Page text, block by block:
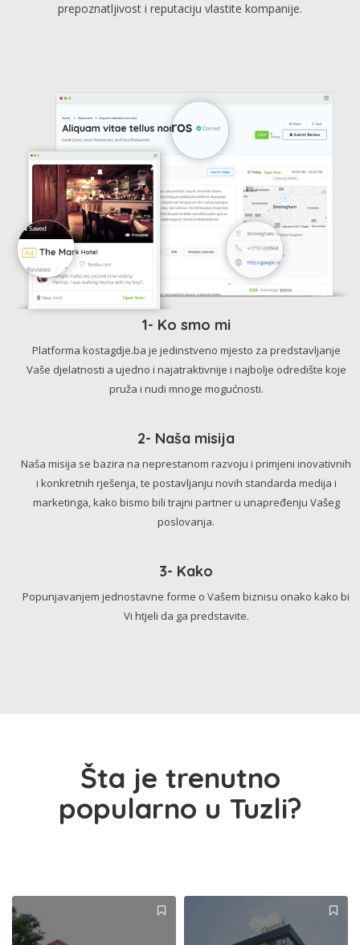
prepoznatljivost i reputaciju vlastite kompanije.
1- Ko smo mi
Platforma kostagdje.ba je jedinstveno mjesto za predstavljanje
Vaše djelatnosti a ujedno i najatraktivnije i najbolje odredište koje
pruža i nudi mnoge mogućnosti.
2- Naša misija
Naša misija se bazira na neprestanom razvoju i primjeni inovativnih
i konkretnih rješenja, te postavljanju novih standarda medija i
marketinga, kako bismo bili trajni partner u unapređenju Vašeg
poslovanja.
3- Kako
Popunjavanjem jednostavne forme o Vašem biznisu onako kako bi
Vi htjeli da ga predstavite.
Šta je trenutno
popularno u Tuzli?